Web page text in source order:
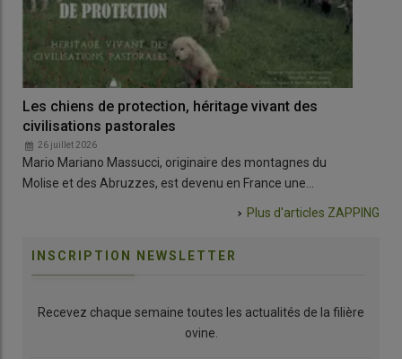
Les chiens de protection, héritage vivant des
civilisations pastorales
26 juillet 2026
Mario Mariano Massucci, originaire des montagnes du
Molise et des Abruzzes, est devenu en France une…
Plus d'articles ZAPPING
INSCRIPTION NEWSLETTER
Recevez chaque semaine toutes les actualités de la filière
ovine.